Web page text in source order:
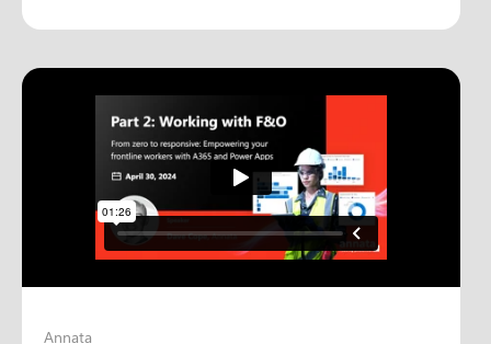
Annata